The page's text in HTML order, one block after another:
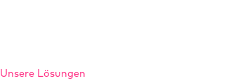
Unsere Lösungen